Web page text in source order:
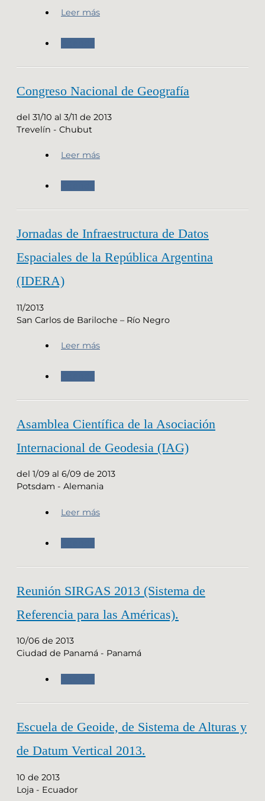
Leer más
Congreso Nacional de Geografía
del 31/10 al 3/11 de 2013
Trevelín - Chubut
Leer más
Jornadas de Infraestructura de Datos
Espaciales de la República Argentina
(IDERA)
11/2013
San Carlos de Bariloche – Río Negro
Leer más
Asamblea Científica de la Asociación
Internacional de Geodesia (IAG)
del 1/09 al 6/09 de 2013
Potsdam - Alemania
Leer más
Reunión SIRGAS 2013 (Sistema de
Referencia para las Américas).
10/06 de 2013
Ciudad de Panamá - Panamá
Escuela de Geoide, de Sistema de Alturas y
de Datum Vertical 2013.
10 de 2013
Loja - Ecuador